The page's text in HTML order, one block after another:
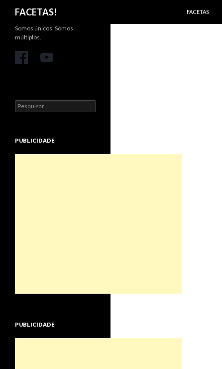
FACETAS!
FACETAS
Somos únicos. Somos
múltiplos.
Pesquisar
por:
PUBLICIDADE
PUBLICIDADE